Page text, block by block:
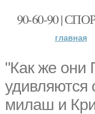
90-60-90 |
главная
"Как же они
удивляются
милаш и